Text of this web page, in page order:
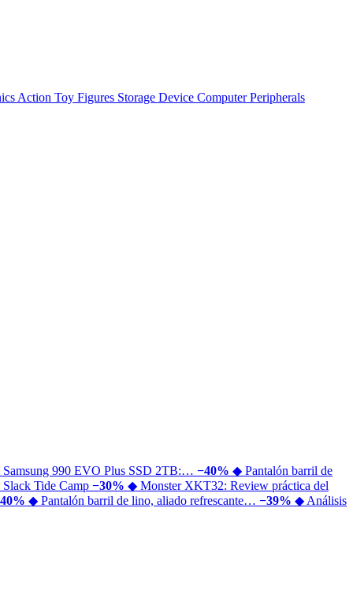
Action Toy Figures Storage Device Computer Peripherals
990 EVO Plus SSD 2TB:… −40% ◆ Pantalón barril de
Tide Camp −30% ◆ Monster XKT32: Review práctica del
◆ Pantalón barril de lino, aliado refrescante… −39% ◆ Análisis